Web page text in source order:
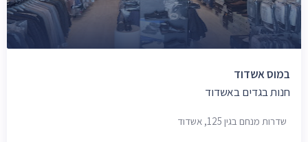
במוס אשדוד
חנות בגדים באשדוד
שדרות מנחם בגין 125, אשדוד